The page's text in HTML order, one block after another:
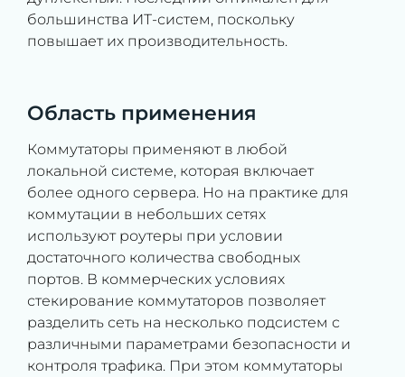
большинства ИТ-систем, поскольку
повышает их производительность.
Область применения
Коммутаторы применяют в любой
локальной системе, которая включает
более одного сервера. Но на практике для
коммутации в небольших сетях
используют роутеры при условии
достаточного количества свободных
портов. В коммерческих условиях
стекирование коммутаторов позволяет
разделить сеть на несколько подсистем с
различными параметрами безопасности и
контроля трафика. При этом коммутаторы